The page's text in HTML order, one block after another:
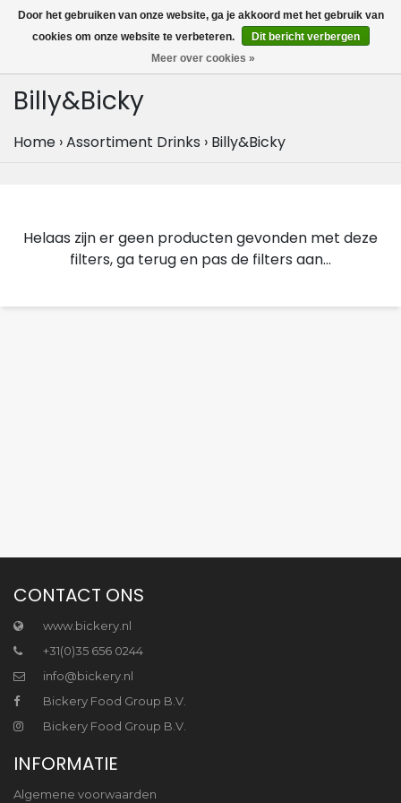
MENU
0
Billy&Bicky
Home ›Assortiment Drinks › Billy&Bicky
Helaas zijn er geen producten gevonden met deze
filters, ga terug en pas de filters aan...
CONTACT ONS
www.bickery.nl
+31(0)35 656 0244
info@bickery.nl
Bickery Food Group B.V.
Bickery Food Group B.V.
INFORMATIE
Algemene voorwaarden
Door het gebruiken van onze website, ga je akkoord met het gebruik van
cookies om onze website te verbeteren.
Dit bericht verbergen
Meer over cookies »